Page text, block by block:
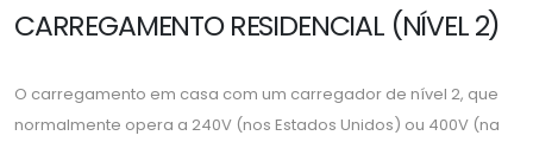
CARREGAMENTO RESIDENCIAL (NÍVEL 2)
O carregamento em casa com um carregador de nível 2, que
normalmente opera a 240V (nos Estados Unidos) ou 400V (na